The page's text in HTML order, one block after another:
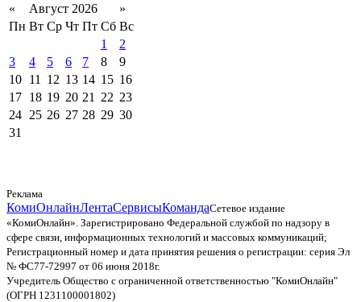
« Август 2026
»
Пн Вт Ср Чт Пт Сб Вс
1
2
3
4 5 6 7 8
9
10 11 12 13 14 15 16
17 18 19 20 21 22 23
24 25 26 27 28 29 30
31
Реклама
КомиОнлайнЛентаСервисыКомандаСетевое издание
«КомиОнлайн». Зарегистрировано Федеральной службой по надзору в
сфере связи, информационных технологий и массовых коммуникаций;
Регистрационный номер и дата принятия решения о регистрации: серия Эл
№ ФС77-72997 от 06 июня 2018г.
Учредитель Общество с ограниченной ответственностью "КомиОнлайн"
(ОГРН 1231100001802)